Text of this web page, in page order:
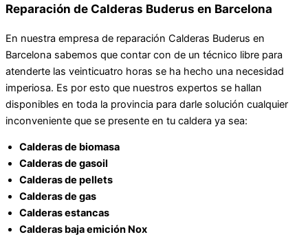
Reparación de Calderas Buderus en Barcelona
En nuestra empresa de reparación Calderas Buderus en
Barcelona sabemos que contar con de un técnico libre para
atenderte las veinticuatro horas se ha hecho una necesidad
imperiosa. Es por esto que nuestros expertos se hallan
disponibles en toda la provincia para darle solución cualquier
inconveniente que se presente en tu caldera ya sea:
Calderas de biomasa
Calderas de gasoil
Calderas de pellets
Calderas de gas
Calderas estancas
Calderas baja emición Nox